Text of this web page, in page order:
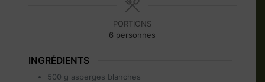
PORTIONS
6 personnes
INGRÉDIENTS
500 g asperges blanches